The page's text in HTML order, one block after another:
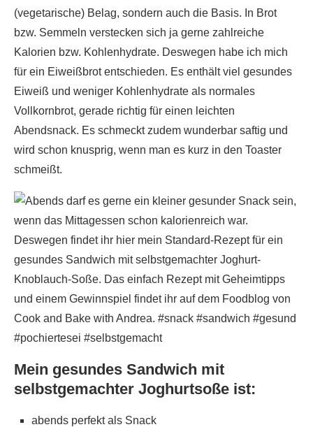
(vegetarische) Belag, sondern auch die Basis. In Brot
bzw. Semmeln verstecken sich ja gerne zahlreiche
Kalorien bzw. Kohlenhydrate. Deswegen habe ich mich
für ein Eiweißbrot entschieden. Es enthält viel gesundes
Eiweiß und weniger Kohlenhydrate als normales
Vollkornbrot, gerade richtig für einen leichten
Abendsnack. Es schmeckt zudem wunderbar saftig und
wird schon knusprig, wenn man es kurz in den Toaster
schmeißt.
Mein gesundes Sandwich mit
selbstgemachter Joghurtsoße ist:
abends perfekt als Snack